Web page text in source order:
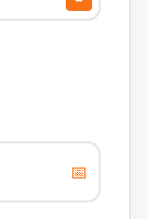
📅